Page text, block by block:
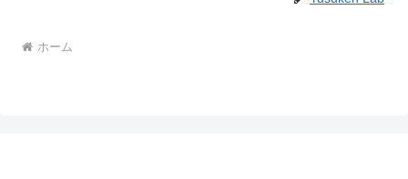
ホーム